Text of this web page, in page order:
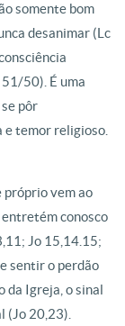
somente bom
desanimar (Lc
50). É uma
pôr
e temor religioso.
próprio vem ao
entretém conosco
Jo 15,14.15;
sentir o perdão
da Igreja, o sinal
(Jo 20,23).